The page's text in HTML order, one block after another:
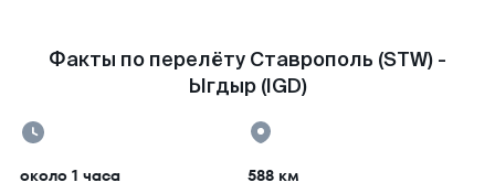
Факты по перелёту Ставрополь (STW) -
Ыгдыр (IGD)
около 1 часа 588 км